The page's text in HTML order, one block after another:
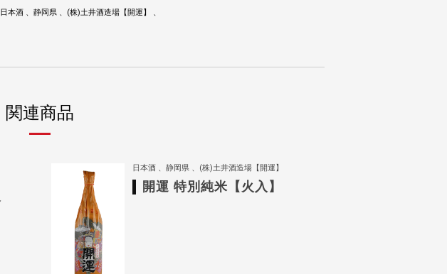
日本酒 静岡県 (株)土井酒造場【開運】
関連商品
日本酒 静岡県 (株)土井酒造場【開運】
開運 特別純米【火入】